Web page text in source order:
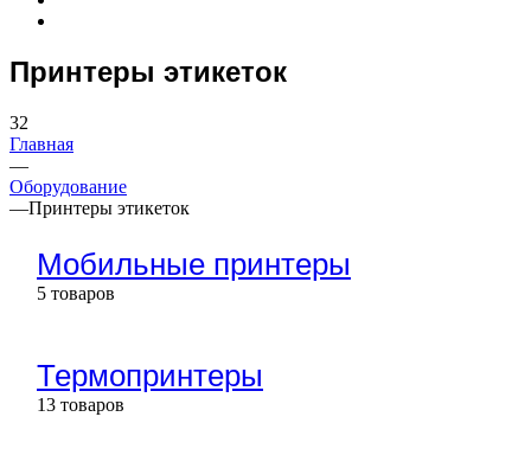
Принтеры этикеток
32
Главная
—
Оборудование
—Принтеры этикеток
Мобильные принтеры
5 товаров
Термопринтеры
13 товаров